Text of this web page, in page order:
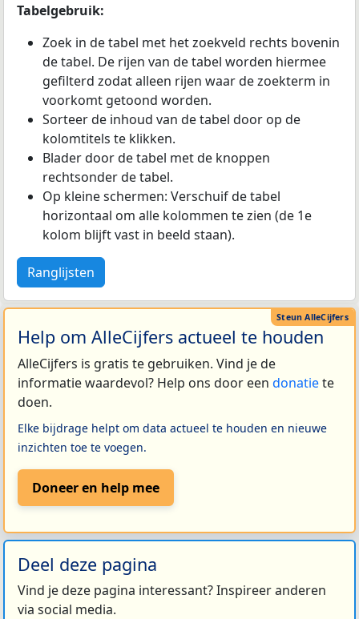
Tabelgebruik:
Zoek in de tabel met het zoekveld rechts bovenin
de tabel. De rijen van de tabel worden hiermee
gefilterd zodat alleen rijen waar de zoekterm in
voorkomt getoond worden.
Sorteer de inhoud van de tabel door op de
kolomtitels te klikken.
Blader door de tabel met de knoppen
rechtsonder de tabel.
Op kleine schermen: Verschuif de tabel
horizontaal om alle kolommen te zien (de 1e
kolom blijft vast in beeld staan).
Ranglijsten
Help om AlleCijfers actueel te houden
AlleCijfers is gratis te gebruiken. Vind je de
informatie waardevol? Help ons door een donatiete
doen.
Elke bijdrage helpt om data actueel te houden en nieuwe
inzichten toe te voegen.
Doneer en help mee
Deel deze pagina
Vind je deze pagina interessant? Inspireer anderen
via social media.